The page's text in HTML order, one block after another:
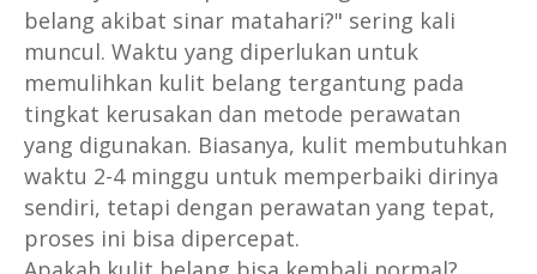
belang akibat sinar matahari?" sering kali
muncul. Waktu yang diperlukan untuk
memulihkan kulit belang tergantung pada
tingkat kerusakan dan metode perawatan
yang digunakan. Biasanya, kulit membutuhkan
waktu 2-4 minggu untuk memperbaiki dirinya
sendiri, tetapi dengan perawatan yang tepat,
proses ini bisa dipercepat.